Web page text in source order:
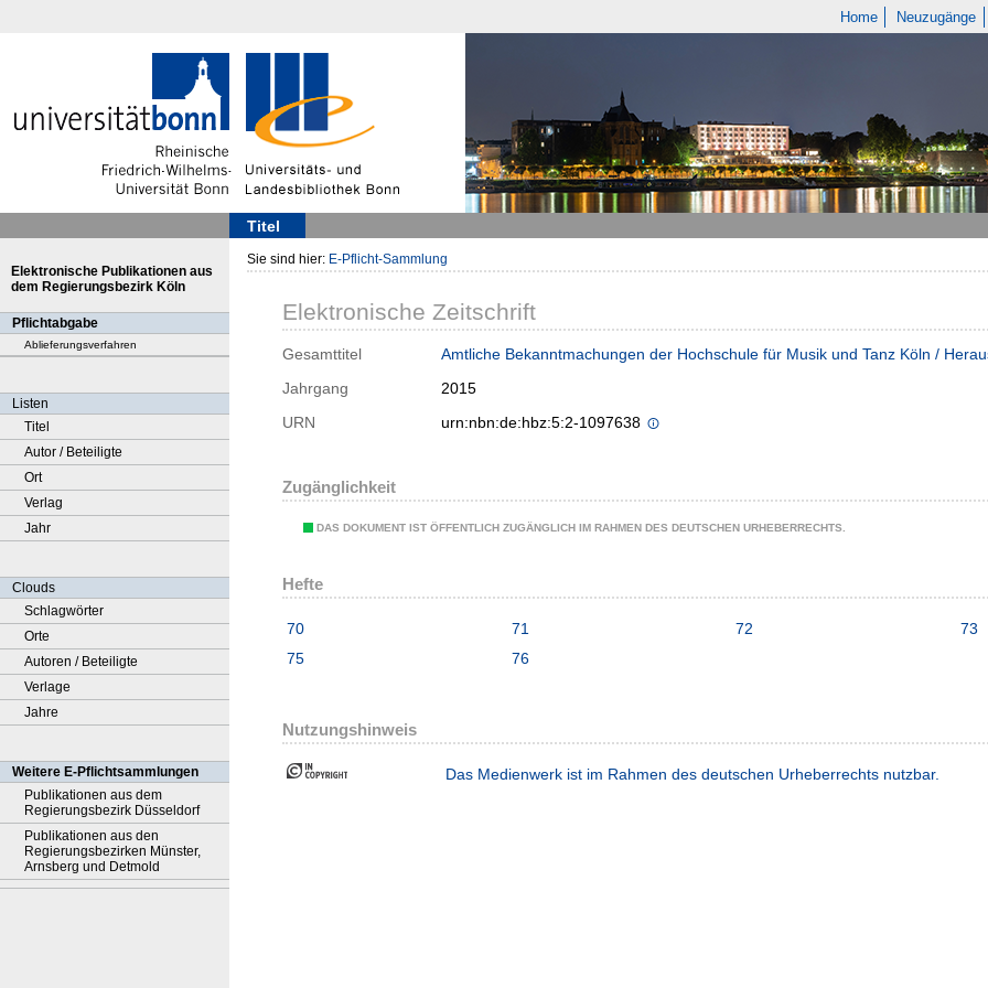
Home Neuzugänge
Titel
Elektronische Publikationen aus
dem Regierungsbezirk Köln
Pflichtabgabe
Ablieferungsverfahren
Listen
Titel
Autor / Beteiligte
Ort
Verlag
Jahr
Clouds
Schlagwörter
Orte
Autoren / Beteiligte
Verlage
Jahre
Weitere E-Pflichtsammlungen
Publikationen aus dem
Regierungsbezirk Düsseldorf
Publikationen aus den
Regierungsbezirken Münster,
Arnsberg und Detmold
Sie sind hier: E-Pflicht-Sammlung
Elektronische Zeitschrift
Gesamttitel
Amtliche Bekanntmachungen der Hochschule für Musik und Tanz Köln /
Jahrgang
2015
URN
urn:nbn:de:hbz:5:2-1097638
Zugänglichkeit
DAS DOKUMENT IST ÖFFENTLICH ZUGÄNGLICH IM RAHMEN DES DEUTSCHEN URHEBERRECHTS.
Hefte
70 71 72
73
75
76
Nutzungshinweis
Das Medienwerk ist im Rahmen des deutschen Urheberrechts nutzbar.